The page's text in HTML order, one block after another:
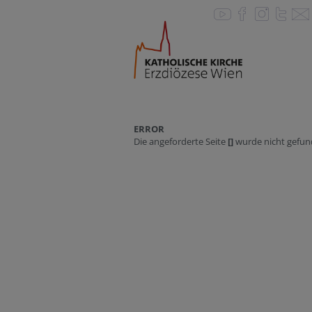
ERROR
Die angeforderte Seite []wurde nicht